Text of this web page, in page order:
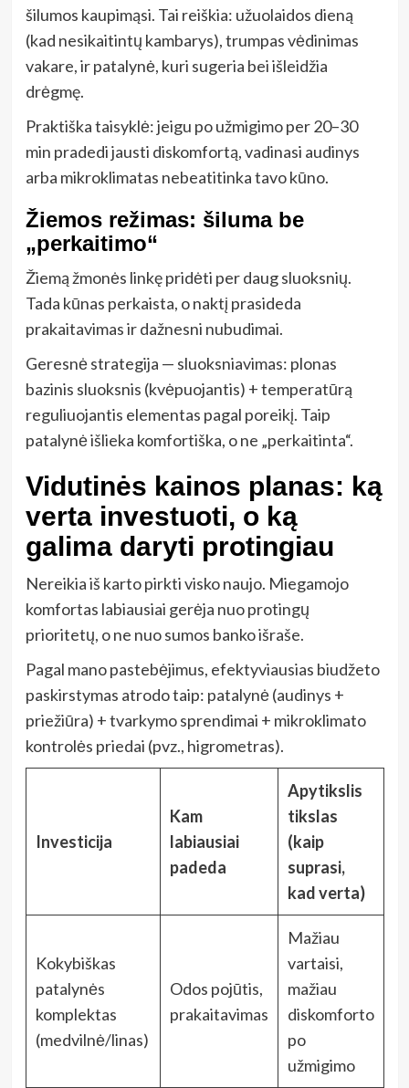
šilumos kaupimąsi. Tai reiškia: užuolaidos dieną
(kad nesikaitintų kambarys), trumpas vėdinimas
vakare, ir patalynė, kuri sugeria bei išleidžia
drėgmę.
Praktiška taisyklė: jeigu po užmigimo per 20–30
min pradedi jausti diskomfortą, vadinasi audinys
arba mikroklimatas nebeatitinka tavo kūno.
Žiemos režimas: šiluma be
„perkaitimo“
Žiemą žmonės linkę pridėti per daug sluoksnių.
Tada kūnas perkaista, o naktį prasideda
prakaitavimas ir dažnesni nubudimai.
Geresnė strategija — sluoksniavimas: plonas
bazinis sluoksnis (kvėpuojantis) + temperatūrą
reguliuojantis elementas pagal poreikį. Taip
patalynė išlieka komfortiška, o ne „perkaitinta“.
Vidutinės kainos planas: ką
verta investuoti, o ką
galima daryti protingiau
Nereikia iš karto pirkti visko naujo. Miegamojo
komfortas labiausiai gerėja nuo protingų
prioritetų, o ne nuo sumos banko išraše.
Pagal mano pastebėjimus, efektyviausias biudžeto
paskirstymas atrodo taip: patalynė (audinys +
priežiūra) + tvarkymo sprendimai + mikroklimato
kontrolės priedai (pvz., higrometras).
Investicija
Kam
labiausiai
padeda
Apytikslis
tikslas
(kaip
suprasi,
kad verta)
Kokybiškas
patalynės
komplektas
(medvilnė/linas)
Odos pojūtis,
prakaitavimas
Mažiau
vartaisi,
mažiau
diskomforto
po
užmigimo